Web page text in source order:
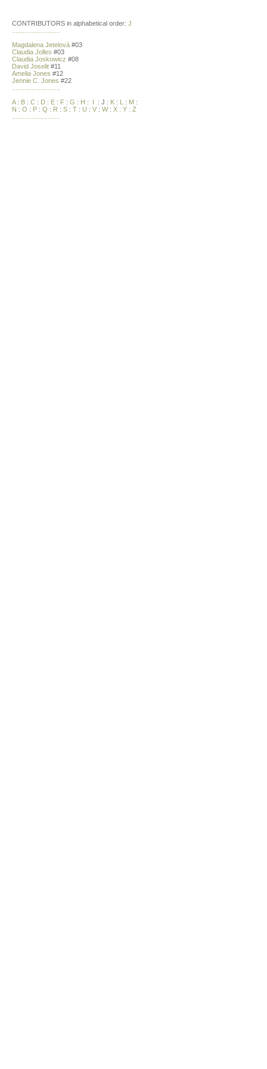
CONTRIBUTORS in alphabetical order: J
Magdalena Jetelová #03
Claudia Jolles #03
Claudia Joskowicz #08
David Joselit #11
Amelia Jones #12
Jennie C. Jones #22
A: B : C : D : E : F : G : H : I : J : K : L : M :
N : O : P : Q : R : S : T : U : V : W: X : Y : Z